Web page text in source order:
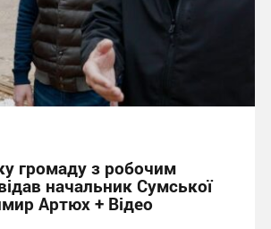
громаду з робочим
начальник Сумської
Артюх + Відео